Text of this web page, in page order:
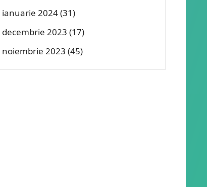
ianuarie 2024(31)
decembrie 2023 (17)
noiembrie 2023 (45)